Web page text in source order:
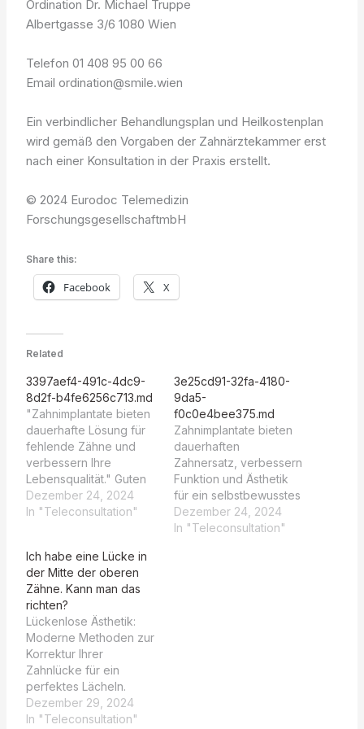
Ordination Dr. Michael Truppe
Albertgasse 3/6 1080 Wien
Telefon 01 408 95 00 66
Email ordination@smile.wien
Ein verbindlicher Behandlungsplan und Heilkostenplan
wird gemäß den Vorgaben der Zahnärztekammer erst
nach einer Konsultation in der Praxis erstellt.
© 2024 Eurodoc Telemedizin
ForschungsgesellschaftmbH
Share this:
Facebook X
Related
3397aef4-491c-4dc9-
8d2f-b4fe6256c713.md
"Zahnimplantate bieten
dauerhafte Lösung für
fehlende Zähne und
verbessern Ihre
Lebensqualität." Guten
Tag, herzlich
willkommen in der
Terminvereinbarungen
kontaktieren Sie uns
persönlich unter +43 1
4089500 oder online
unter
etermin.net/mtruppe. Bei
kieferorthopädischen
Fragen empfehlen wir
CLEARCORRECT,
Terminvergabe und
Implantatlösungen sind
Dezember 24, 2024
In "Teleconsultation"
3e25cd91-32fa-4180-
9da5-
f0c0e4bee375.md
Zahnimplantate bieten
dauerhaften
Zahnersatz, verbessern
Funktion und Ästhetik
für ein selbstbewusstes
Lächeln. Herzlich
willkommen in der
Dezember 24, 2024
In "Teleconsultation"
Ich habe eine Lücke in
der Mitte der oberen
Zähne. Kann man das
richten?
Lückenlose Ästhetik:
Moderne Methoden zur
Korrektur Ihrer
Zahnlücke für ein
perfektes Lächeln.
Herzlich willkommen! Ja,
wir können Ihnen bei
Dezember 29, 2024
In "Teleconsultation"